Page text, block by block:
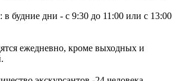
в будние дни - с 9:30 до 11:00 или с 13:00
ежедневно, кроме выходных и